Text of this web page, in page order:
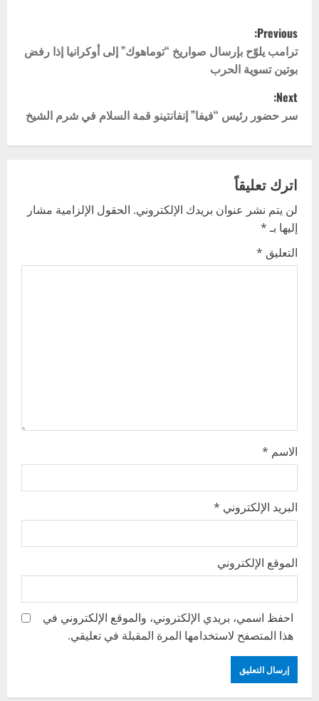
P
o
s
t
n
a
v
i
g
Previous:
ترامب يلوّح بإرسال صواريخ “توماهوك” إلى أوكرانيا إذا رفض
بوتين تسوية الحرب
Next:
سر حضور رئيس “فيفا” إنفانتينو قمة السلام في شرم الشيخ
اترك تعليقاً
لن يتم نشر عنوان بريدك الإلكتروني. الحقول الإلزامية مشار
إليها بـ*
التعليق *
الاسم *
البريد الإلكتروني *
الموقع الإلكتروني
احفظ اسمي، بريدي الإلكتروني، والموقع الإلكتروني في
هذا المتصفح لاستخدامها المرة المقبلة في تعليقي.